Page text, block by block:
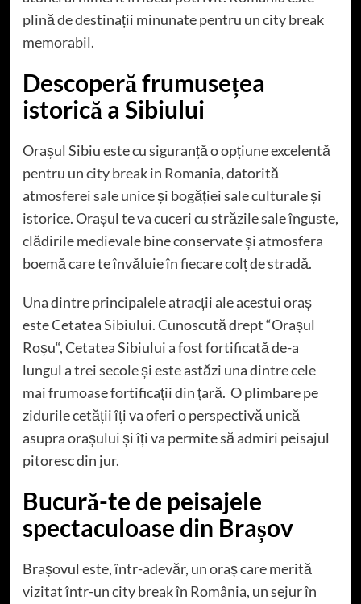
plină de destinații minunate pentru un city break
memorabil.
Descoperă frumusețea
istorică a Sibiului
Orașul Sibiu este cu siguranță o opțiune excelentă
pentru uncity break in Romania, datorită
atmosferei sale unice și bogăției sale culturale și
istorice. Orașul te va cuceri cu străzile sale înguste,
clădirile medievale bine conservate și atmosfera
boemă care te învăluie în fiecare colț de stradă.
Una dintre principalele atracții ale acestui oraș
este Cetatea Sibiului. Cunoscută drept “Orașul
Roșu“, Cetatea Sibiului a fost fortificată de-a
lungul a trei secole și este astăzi una dintre cele
mai frumoase fortificaţii din ţară. O plimbare pe
zidurile cetății îți va oferi o perspectivă unică
asupra orașului și îți va permite să admiri peisajul
pitoresc din jur.
Bucură-te de peisajele
spectaculoase din Brașov
Brașovul este, într-adevăr, un oraș care merită
vizitat într-un city break în România, un sejur în